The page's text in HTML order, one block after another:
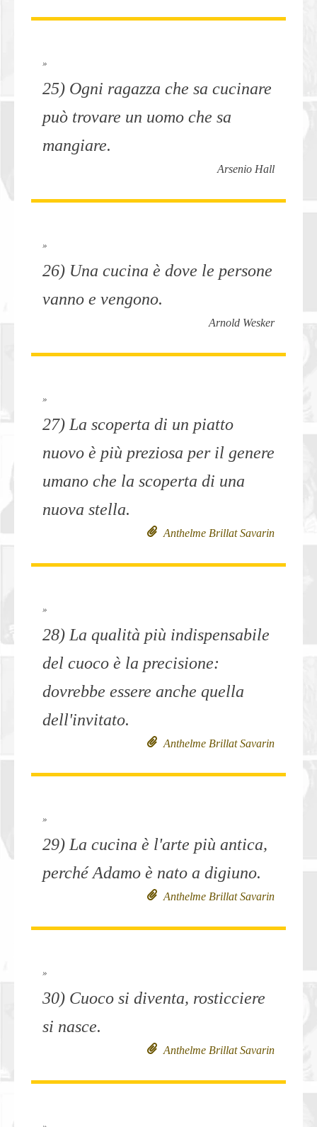
»
25) Ogni ragazza che sa cucinare
può trovare un uomo che sa
mangiare.
Arsenio Hall
»
26) Una cucina è dove le persone
vanno e vengono.
Arnold Wesker
»
27) La scoperta di un piatto
nuovo è più preziosa per il genere
umano che la scoperta di una
nuova stella.
Anthelme Brillat Savarin
»
28) La qualità più indispensabile
del cuoco è la precisione:
dovrebbe essere anche quella
dell'invitato.
Anthelme Brillat Savarin
»
29) La cucina è l'arte più antica,
perché Adamo è nato a digiuno.
Anthelme Brillat Savarin
»
30) Cuoco si diventa, rosticciere
si nasce.
Anthelme Brillat Savarin